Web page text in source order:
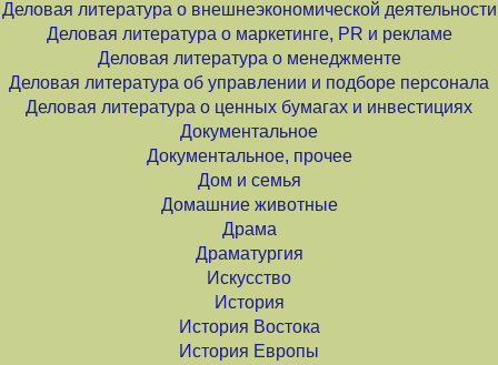
Деловая литература о внешнеэкономической деятельности
Деловая литература о маркетинге, PR и рекламе
Деловая литература о менеджменте
Деловая литература об управлении и подборе персонала
Деловая литература о ценных бумагах и инвестициях
Документальное
Документальное, прочее
Дом и семья
Домашние животные
Драма
Драматургия
Искусство
История
История Востока
История Европы